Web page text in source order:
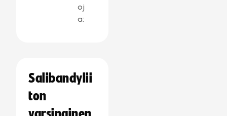
oj
a:
Salibandylii
ton